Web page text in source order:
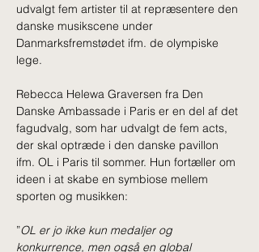
udvalgt fem artister til at repræsentere den
danske musikscene under
Danmarksfremstødet ifm. de olympiske
lege.
Rebecca Helewa Graversen fra Den
Danske Ambassade i Paris er en del af det
fagudvalg, som har udvalgt de fem acts,
der skal optræde i den danske pavillon
ifm. OL i Paris til sommer. Hun fortæller om
ideen i at skabe en symbiose mellem
sporten og musikken:
”OL er jo ikke kun medaljer og
konkurrence, men også en global